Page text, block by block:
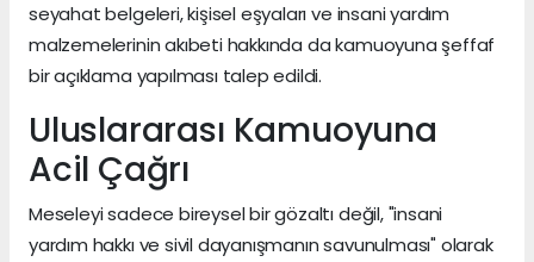
seyahat belgeleri, kişisel eşyaları ve insani yardım
malzemelerinin akıbeti hakkında da kamuoyuna şeffaf
bir açıklama yapılması talep edildi.
Uluslararası Kamuoyuna
Acil Çağrı
Meseleyi sadece bireysel bir gözaltı değil, "insani
yardım hakkı ve sivil dayanışmanın savunulması" olarak